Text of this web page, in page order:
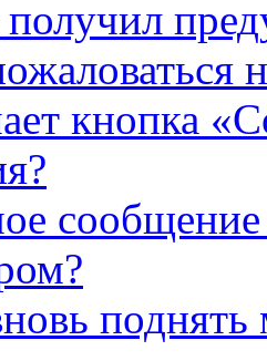
кнопка
сообщение